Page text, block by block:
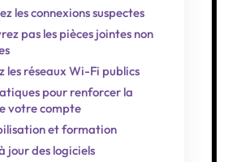
les connexions suspectes
pas les pièces jointes non
les réseaux Wi-Fi publics
pour renforcer la
votre compte
et formation
jour des logiciels